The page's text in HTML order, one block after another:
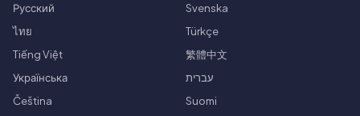
Русский
Svenska
ไทย
Türkçe
Tiếng Việt
繁體中文
Українська
עברית
Čeština
Suomi